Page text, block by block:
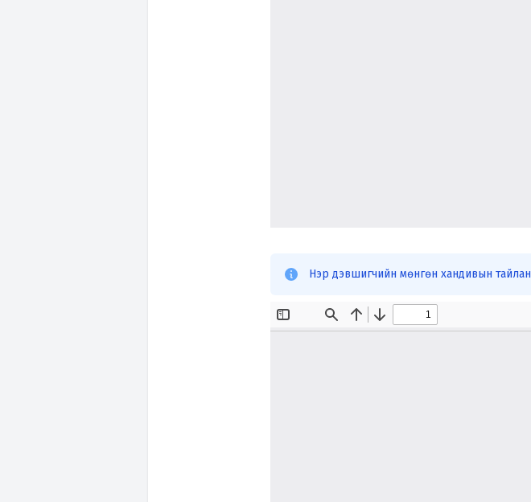
Нэр дэвшигчийн мөнгөн хандивын тайлан